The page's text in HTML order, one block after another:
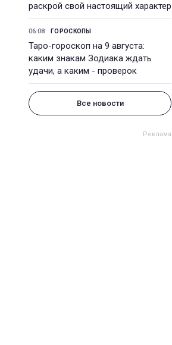
раскрой свой настоящий характер
06:08 ГОРОСКОПЫ
Таро-гороскоп на 9 августа:
каким знакам Зодиака ждать
удачи, а каким - проверок
Все новости